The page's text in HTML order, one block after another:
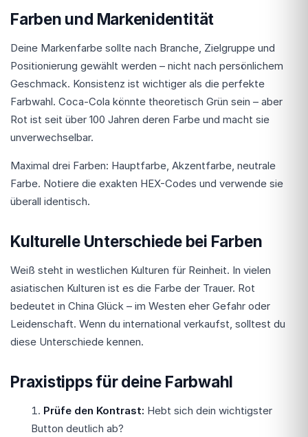
Farben und Markenidentität
Deine Markenfarbe sollte nach Branche, Zielgruppe und
Positionierung gewählt werden – nicht nach persönlichem
Geschmack. Konsistenz ist wichtiger als die perfekte
Farbwahl. Coca-Cola könnte theoretisch Grün sein – aber
Rot ist seit über 100 Jahren deren Farbe und macht sie
unverwechselbar.
Maximal drei Farben: Hauptfarbe, Akzentfarbe, neutrale
Farbe. Notiere die exakten HEX-Codes und verwende sie
überall identisch.
Kulturelle Unterschiede bei Farben
Weiß steht in westlichen Kulturen für Reinheit. In vielen
asiatischen Kulturen ist es die Farbe der Trauer. Rot
bedeutet in China Glück – im Westen eher Gefahr oder
Leidenschaft. Wenn du international verkaufst, solltest du
diese Unterschiede kennen.
Praxistipps für deine Farbwahl
Prüfe den Kontrast: Hebt sich dein wichtigster
Button deutlich ab?